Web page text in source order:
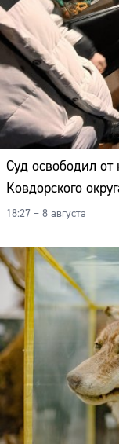
Суд освободил
Ковдорского
18:27 – 8 августа